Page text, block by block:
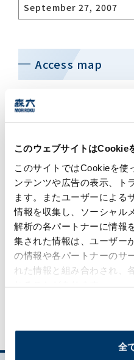
このウェブサイトはCookie
このサイトではCookieを使
ンテンツや広告の表示、ト
ます。またユーザーによる
情報を収集し、ソーシャル
解析の各パートナーに情報
集された情報は、ユーザー
の情報や各パートナーのサ
れた情報と組み合わされ、
全
September 27, 2007
Access map
Contact
Inquiries about